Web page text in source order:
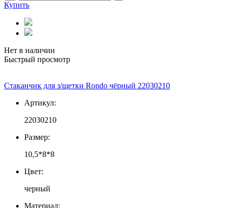
Купить
Нет в наличии
Быстрый просмотр
Стаканчик для з/щетки Rondo чёрный 22030210
Артикул:
22030210
Размер:
10,5*8*8
Цвет:
черный
Материал: